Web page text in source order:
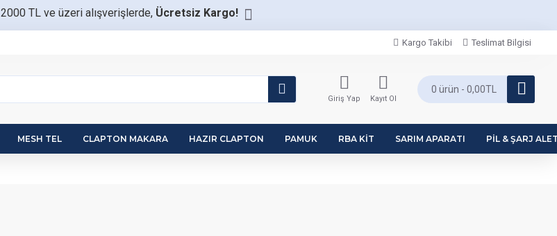
2000 TL ve üzeri alışverişlerde, Ücretsiz Kargo!
Kargo Takibi Teslimat Bilgisi
Giriş Yap Kayıt Ol
0 ürün - 0,00TL
MESH TEL CLAPTON MAKARA HAZIR CLAPTON PAMUK RBA KIT SARIM APARATI PIL & ŞARJ